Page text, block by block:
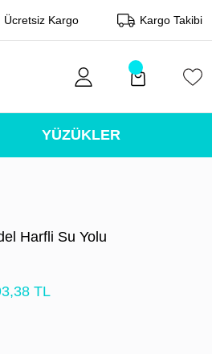
Ücretsiz Kargo Kargo Takibi
YÜZÜKLER
Harfli Su Yolu
TL